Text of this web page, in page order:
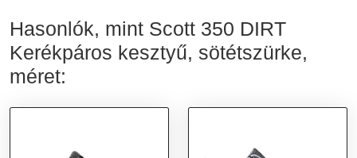
Hasonlók, mint Scott 350 DIRT
Kerékpáros kesztyű, sötétszürke,
méret: